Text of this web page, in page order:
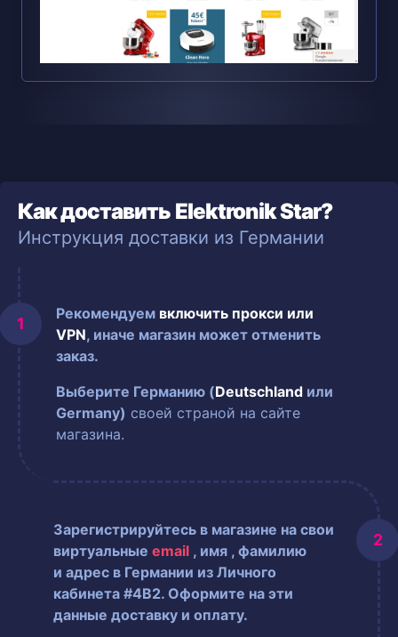
Как доставить Elektronik Star?
Инструкция доставки из Германии
Рекомендуем включить прокси или
VPN, иначе магазин может отменить
заказ.
Выберите Германию (Deutschland или
Germany) своей страной на сайте
магазина.
Зарегистрируйтесь в магазине на свои
виртуальные email , имя , фамилию
и адрес в Германии из Личного
кабинета #4B2. Оформите на эти
данные доставку и оплату.